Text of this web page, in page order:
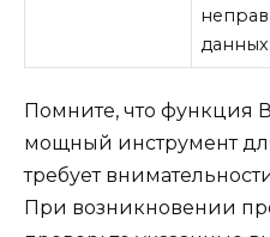
данных.
Помните, что функция
мощный инструмент
требует
При возникновении